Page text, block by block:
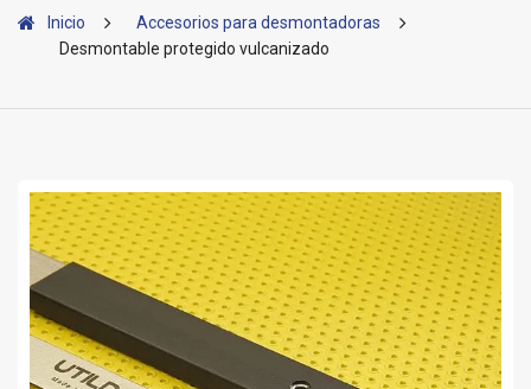
Inicio
Accesorios para desmontadoras
Desmontable protegido vulcanizado